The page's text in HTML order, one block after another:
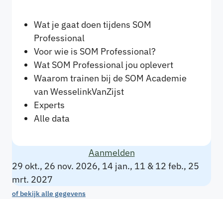
Wat je gaat doen tijdens SOM
Professional
Voor wie is SOM Professional?
Wat SOM Professional jou oplevert
Waarom trainen bij de SOM Academie
van WesselinkVanZijst
Experts
Alle data
Aanmelden
29 okt., 26 nov. 2026, 14 jan., 11 & 12 feb., 25
mrt. 2027
of bekijk alle gegevens